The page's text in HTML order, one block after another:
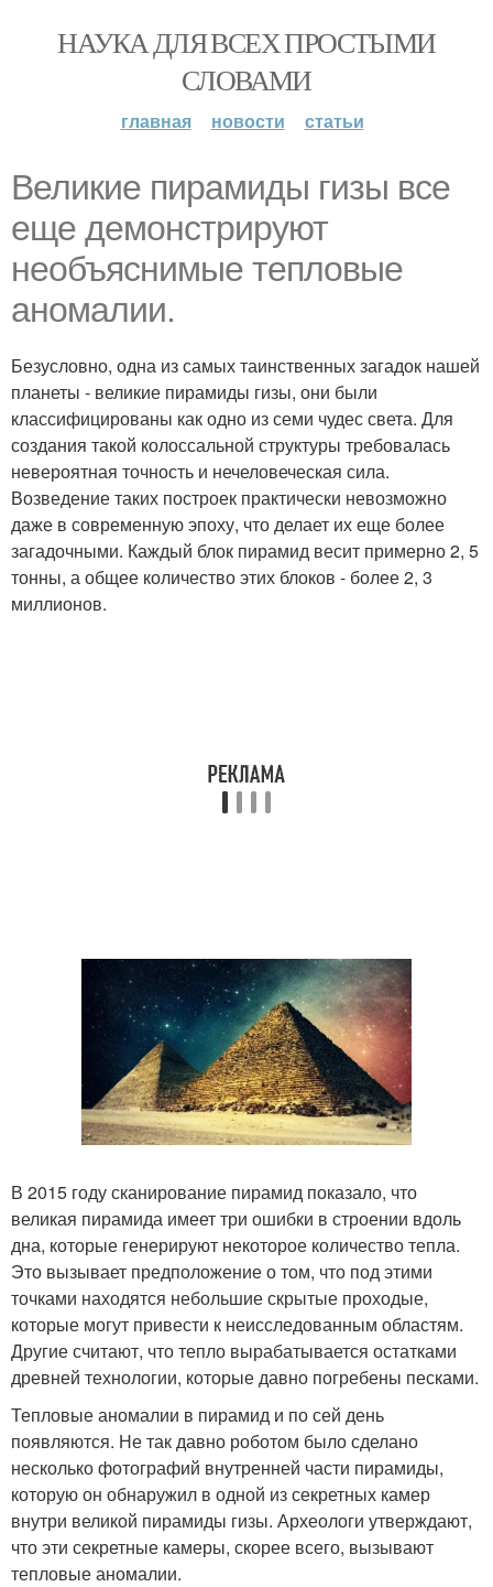
НАУКА ДЛЯ ВСЕХ ПРОСТЫМИ
СЛОВАМИ
главная новости статьи
Великие пирамиды гизы все
еще демонстрируют
необъяснимые тепловые
аномалии.
Безусловно, одна из самых таинственных загадок нашей
планеты - великие пирамиды гизы, они были
классифицированы как одно из семи чудес света. Для
создания такой колоссальной структуры требовалась
невероятная точность и нечеловеческая сила.
Возведение таких построек практически невозможно
даже в современную эпоху, что делает их еще более
загадочными. Каждый блок пирамид весит примерно 2, 5
тонны, а общее количество этих блоков - более 2, 3
миллионов.
В 2015 году сканирование пирамид показало, что
великая пирамида имеет три ошибки в строении вдоль
дна, которые генерируют некоторое количество тепла.
Это вызывает предположение о том, что под этими
точками находятся небольшие скрытые проходые,
которые могут привести к неисследованным областям.
Другие считают, что тепло вырабатывается остатками
древней технологии, которые давно погребены песками.
Тепловые аномалии в пирамид и по сей день
появляются. Не так давно роботом было сделано
несколько фотографий внутренней части пирамиды,
которую он обнаружил в одной из секретных камер
внутри великой пирамиды гизы. Археологи утверждают,
что эти секретные камеры, скорее всего, вызывают
тепловые аномалии.